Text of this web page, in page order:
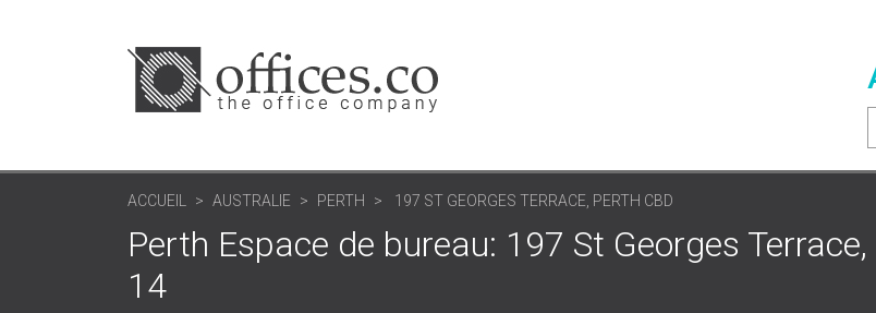
ACCUEIL AUSTRALIE PERTH 197 ST GEORGES TERRACE, PERTH CBD
Perth Espace de bureau: 197 St Georges Terrace,
14